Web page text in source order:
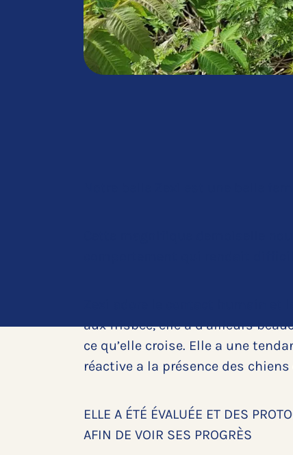
aux frisbee, elle a d’ailleurs
ce qu’elle croise. Elle a une
réactive a la présence des
ELLE A ÉTÉ ÉVALUÉE ET DES
AFIN DE VOIR SES PROGRÈS